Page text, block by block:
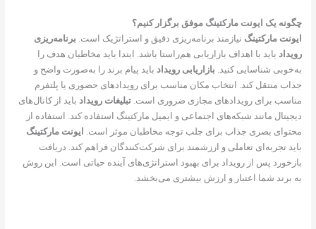
چگونه یک ایونت مارکتینگ موفق برگزار کنیم؟
ایونت مارکتینگ نیازمند برنامه‌ریزی دقیق و استراتژیک است. برنامه‌ریزی
رویداد باید با اهداف بازاریابی هم‌راستا باشد. ابتدا باید مخاطبان هدف را
به‌خوبی شناسایی کنید. بازاریابی رویداد باید پیام برند را به‌صورت واضح و
جذاب منتقل کند. انتخاب مکان مناسب برای رویدادهای حضوری یا پلتفرم
مناسب برای رویدادهای مجازی ضروری است. تبلیغات رویداد باید از کانال‌های
دیجیتال مانند شبکه‌های اجتماعی و ایمیل مارکتینگ استفاده کند. استفاده از
محتوای بصری جذاب برای جلب توجه مخاطبان موثر است.
ایونت مارکتینگ
باید تجربه‌ای تعاملی و ارزشمند برای شرکت‌کنندگان فراهم کند. دریافت
بازخورد پس از رویداد برای بهبود استراتژی‌های آینده حیاتی است. این روش
به برند شما اعتبار و ارزش بیشتری می‌بخشد.